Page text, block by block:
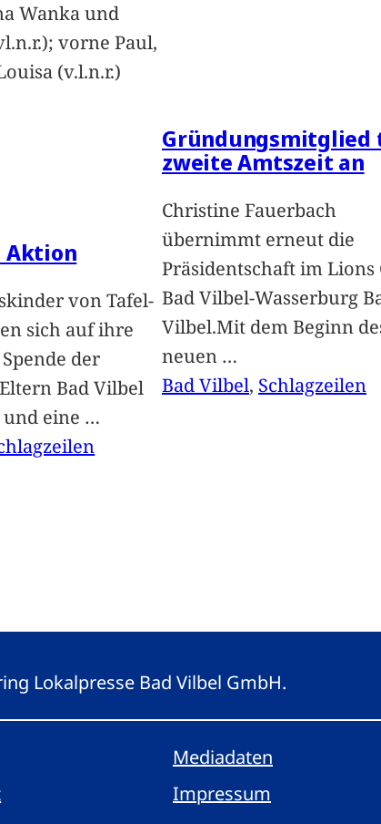
Wanka und
vorne Paul,
(v.l.n.r.)
Aktion
von Tafel-
sich auf ihre
der
Bad Vilbel
eine …
zweite Amtszeit an
Christine Fauerbach
übernimmt erneut die
Präsidentschaft im Lions
Bad Vilbel-Wasserburg
Vilbel.Mit dem Beginn
neuen …
Bad Vilbel, Schlagzeilen
Lokalpresse Bad Vilbel GmbH.
Mediadaten
Impressum